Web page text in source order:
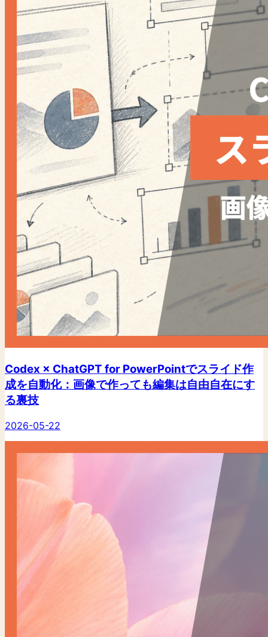
Codex × ChatGPT for PowerPointでスライド作
成を自動化：画像で作っても編集は自由自在にす
る裏技
2026-05-22